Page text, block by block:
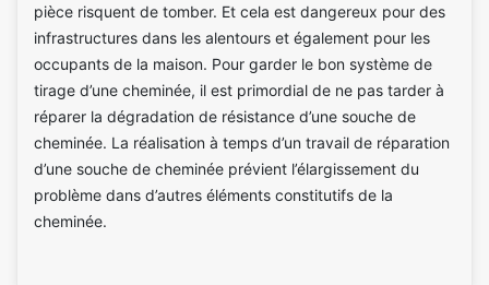
pièce risquent de tomber. Et cela est dangereux pour des
infrastructures dans les alentours et également pour les
occupants de la maison. Pour garder le bon système de
tirage d’une cheminée, il est primordial de ne pas tarder à
réparer la dégradation de résistance d’une souche de
cheminée. La réalisation à temps d’un travail de réparation
d’une souche de cheminée prévient l’élargissement du
problème dans d’autres éléments constitutifs de la
cheminée.